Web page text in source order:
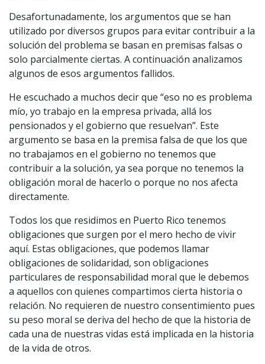
Desafortunadamente, los argumentos que se han
utilizado por diversos grupos para evitar contribuir a la
solución del problema se basan en premisas falsas o
solo parcialmente ciertas. A continuación analizamos
algunos de esos argumentos fallidos.
He escuchado a muchos decir que “eso no es problema
mío, yo trabajo en la empresa privada, allá los
pensionados y el gobierno que resuelvan”. Este
argumento se basa en la premisa falsa de que los que
no trabajamos en el gobierno no tenemos que
contribuir a la solución, ya sea porque no tenemos la
obligación moral de hacerlo o porque no nos afecta
directamente.
Todos los que residimos en Puerto Rico tenemos
obligaciones que surgen por el mero hecho de vivir
aquí. Estas obligaciones, que podemos llamar
obligaciones de solidaridad, son obligaciones
particulares de responsabilidad moral que le debemos
a aquellos con quienes compartimos cierta historia o
relación. No requieren de nuestro consentimiento pues
su peso moral se deriva del hecho de que la historia de
cada una de nuestras vidas está implicada en la historia
de la vida de otros.